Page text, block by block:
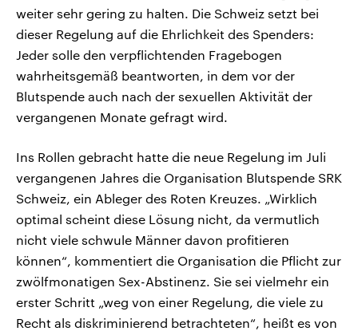
weiter sehr gering zu halten. Die Schweiz setzt bei
dieser Regelung auf die Ehrlichkeit des Spenders:
Jeder solle den verpflichtenden Fragebogen
wahrheitsgemäß beantworten, in dem vor der
Blutspende auch nach der sexuellen Aktivität der
vergangenen Monate gefragt wird.
Ins Rollen gebracht hatte die neue Regelung im Juli
vergangenen Jahres die Organisation Blutspende SRK
Schweiz, ein Ableger des Roten Kreuzes. „Wirklich
optimal scheint diese Lösung nicht, da vermutlich
nicht viele schwule Männer davon profitieren
können“, kommentiert die Organisation die Pflicht zur
zwölfmonatigen Sex-Abstinenz. Sie sei vielmehr ein
erster Schritt „weg von einer Regelung, die viele zu
Recht als diskriminierend betrachteten“, heißt es von